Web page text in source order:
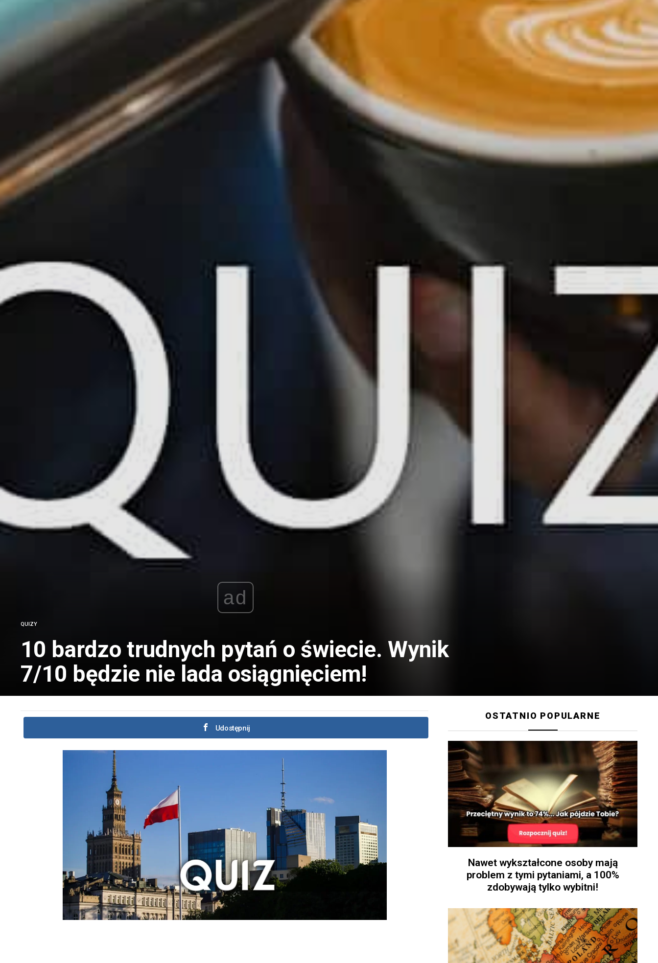
ad
QUIZY
10 bardzo trudnych pytań o świecie. Wynik
7/10 będzie nie lada osiągnięciem!
Udostępnij
OSTATNIO POPULARNE
Nawet wykształcone osoby mają
problem z tymi pytaniami, a 100%
zdobywają tylko wybitni!